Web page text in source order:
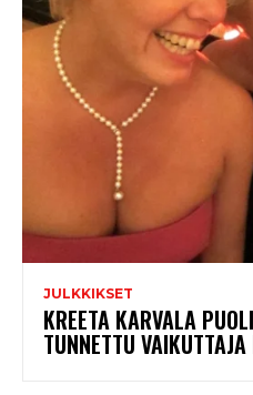
JULKKIKSET
KREETA KARVALA
TUNNETTU